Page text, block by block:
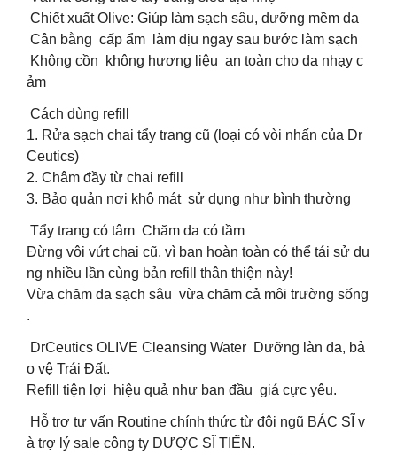
Chiết xuất Olive: Giúp làm sạch sâu, dưỡng mềm da
Cân bằng cấp ẩm làm dịu ngay sau bước làm sạch
Không cồn không hương liệu an toàn cho da nhạy c
ảm
Cách dùng refill
1. Rửa sạch chai tẩy trang cũ (loại có vòi nhấn của Dr
Ceutics)
2. Châm đầy từ chai refill
3. Bảo quản nơi khô mát sử dụng như bình thường
Tẩy trang có tâm Chăm da có tầm
Đừng vội vứt chai cũ, vì bạn hoàn toàn có thể tái sử dụ
ng nhiều lần cùng bản refill thân thiện này!
Vừa chăm da sạch sâu vừa chăm cả môi trường sống
.
DrCeutics OLIVE Cleansing Water Dưỡng làn da, bả
o vệ Trái Đất.
Refill tiện lợi hiệu quả như ban đầu giá cực yêu.
Hỗ trợ tư vấn Routine chính thức từ đội ngũ BÁC SĨ v
à trợ lý sale công ty DƯỢC SĨ TIẾN.